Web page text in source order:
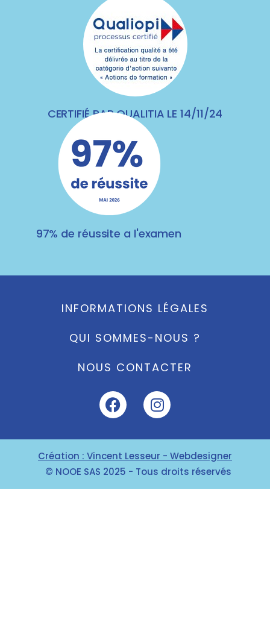
CERTIFIÉ PAR QUALITIA LE 14/11/24
97% de réussite a l'examen
INFORMATIONS LÉGALES
QUI SOMMES-NOUS ?
NOUS CONTACTER
Création : Vincent Lesseur - Webdesigner
© NOOE SAS 2025 - Tous droits réservés